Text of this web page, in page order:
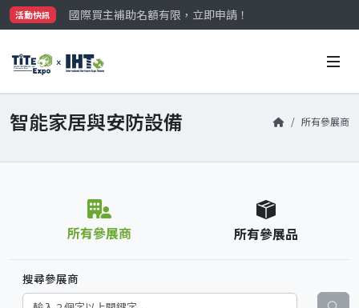
活動快訊
國際買主補助名額有限，立即申請！
參觀門票開放申請中‼️
國際買主補助名額有限，立即申請！
智能家居與安防設備 所有參展商
所有參展商 所有參展品
搜尋參展商